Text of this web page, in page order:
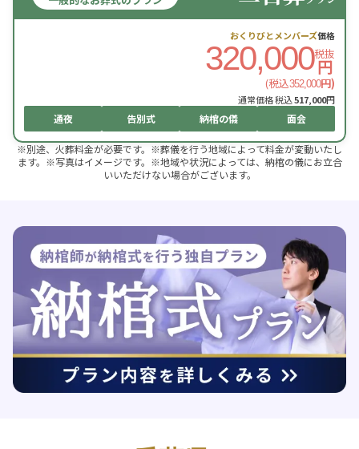
おくりびとメンバーズ価格
320,000税抜
円
(税込352,000円)
通常価格 税込517,000円
通夜 告別式 納棺の儀 面会
※別途、火葬料金が必要です。※葬儀を行う地域によって料金が変動いたし
ます。※写真はイメージです。※地域や状況によっては、納棺の儀にお立合
いいただけない場合がございます。